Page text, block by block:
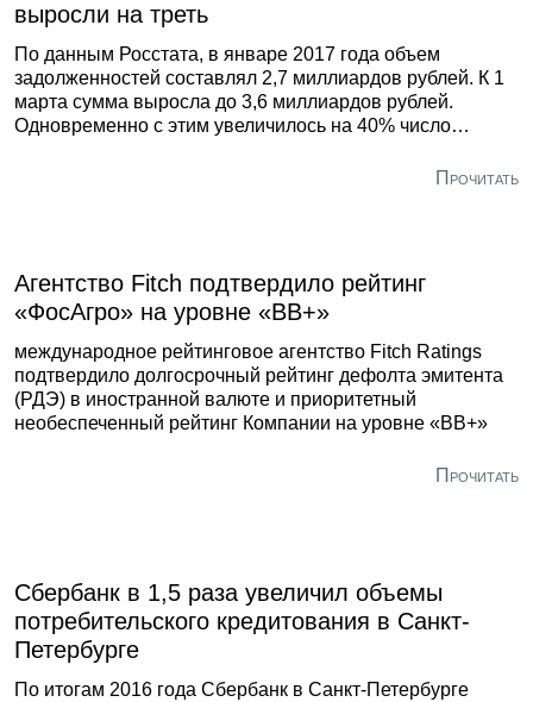
выросли на треть
По данным Росстата, в январе 2017 года объем
задолженностей составлял 2,7 миллиардов рублей. К 1
марта сумма выросла до 3,6 миллиардов рублей.
Одновременно с этим увеличилось на 40% число
Прочитать
Агентство Fitch подтвердило рейтинг
«ФосАгро» на уровне «ВВ+»
международное рейтинговое агентство Fitch Ratings
подтвердило долгосрочный рейтинг дефолта эмитента
(РДЭ) в иностранной валюте и приоритетный
необеспеченный рейтинг Компании на уровне «BB+»
Прочитать
Сбербанк в 1,5 раза увеличил объемы
потребительского кредитования в Санкт-
Петербурге
По итогам 2016 года Сбербанк в Санкт-Петербурге